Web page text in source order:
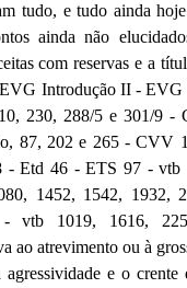
tudo, e tudo ainda
ainda não
com reservas e a
Introdução II - EVG
230, 288/5 e 301/9 -
87, 202 e 265 - CVV
- Etd 46 - ETS 97 - vtb
1452, 1542, 1932,
vtb 1019, 1616,
ao atrevimento ou à
e o crente